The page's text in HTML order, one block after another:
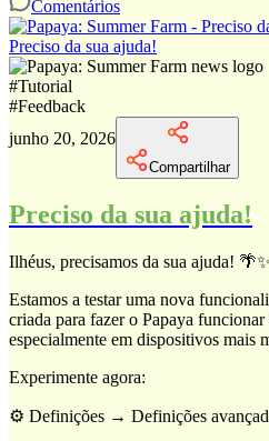
Comentários
Preciso da sua ajuda!
#Tutorial
#Feedback
junho 20, 2026
Compartilhar
Preciso da sua ajuda!
Ilhéus, precisamos da sua ajuda! 🌴✨
Estamos a testar uma nova
criada para fazer o Papaya
especialmente em dispositivos mais
Experimente agora:
⚙️ Definições → Definições